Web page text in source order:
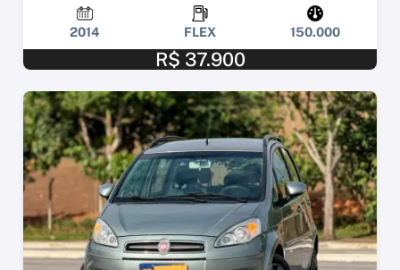
2014 FLEX 150.000
R$ 37.900